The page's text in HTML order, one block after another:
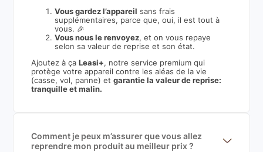
Vous gardez l’appareil sans frais
supplémentaires, parce que, oui, il est tout à
vous. 🎉
Vous nous le renvoyez, et on vous repaye
selon sa valeur de reprise et son état.
Ajoutez à çaLeasi+, notre service premium qui
protège votre appareil contre les aléas de la vie
(casse, vol, panne) etgarantie la valeur de reprise:
tranquille et malin.
Comment je peux m’assurer que vous allez
reprendre mon produit au meilleur prix ?